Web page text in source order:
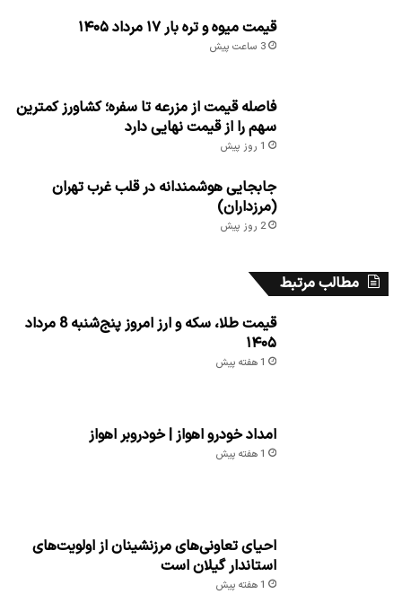
قیمت میوه و تره بار ۱۷ مرداد ۱۴۰۵
3 ساعت پیش
فاصله قیمت از مزرعه تا سفره؛ کشاورز کمترین
سهم را از قیمت نهایی دارد
1 روز پیش
جابجایی هوشمندانه در قلب غرب تهران
(مرزداران)
2 روز پیش
مطالب مرتبط
قیمت طلا، سکه و ارز امروز پنج‌شنبه 8 مرداد
۱۴۰۵
1 هفته پیش
امداد خودرو اهواز | خودروبر اهواز
1 هفته پیش
احیای تعاونی‌های مرزنشینان از اولویت‌های
استاندار گیلان است
1 هفته پیش